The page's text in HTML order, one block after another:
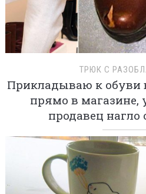
ТРЮК С
Прикладываю к обуви
прямо в магазине,
продавец